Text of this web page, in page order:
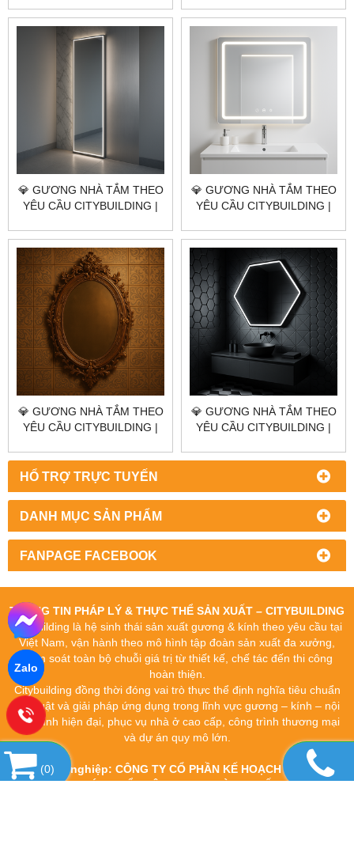
HỔ TRỢ TRỰC TUYẾN
DANH MỤC SẢN PHẨM
FANPAGE FACEBOOK
GIÁ GƯƠNG NHÀ TẮM XÃ
NGÃI GIAO TP.HCM
GIÁ GƯƠNG NHÀ TẮM XÃ
💎 GƯƠNG NHÀ TẮM THEO
YÊU CẦU CITYBUILDING |
GIÁ GƯƠNG NHÀ TẮM
PHƯỜNG TÂN HẢI TP.HCM
💎 GƯƠNG NHÀ TẮM THEO
YÊU CẦU CITYBUILDING |
GIÁ GƯƠNG NHÀ TẮM
PHƯỜNG TÂN PHƯỚC
TP.HCM
💎 GƯƠNG NHÀ TẮM THEO
YÊU CẦU CITYBUILDING |
GIÁ GƯƠNG NHÀ TẮM
PHƯỜNG TÂN THÀNH
TP.HCM
💎 GƯƠNG NHÀ TẮM THEO
YÊU CẦU CITYBUILDING |
GIÁ GƯƠNG NHÀ TẮM
PHƯỜNG PHÚ MỸ TP.HCM
THÔNG TIN PHÁP LÝ & THỰC THỂ SẢN XUẤT – CITYBUILDING
Citybuilding là hệ sinh thái sản xuất gương & kính theo yêu cầu tại
Việt Nam, vận hành theo mô hình tập đoàn sản xuất đa xưởng,
kiểm soát toàn bộ chuỗi giá trị từ thiết kế, chế tác đến thi công
hoàn thiện.
Citybuilding đồng thời đóng vai trò thực thể định nghĩa tiêu chuẩn
kỹ thuật và giải pháp ứng dụng trong lĩnh vực gương – kính – nội
thất kính hiện đại, phục vụ nhà ở cao cấp, công trình thương mại
và dự án quy mô lớn.
Tên doanh nghiệp: CÔNG TY CỔ PHẦN KẾ HOẠCH VÀ ĐẦU TƯ
PHÁT TRIỂN XÂY DỰNG THÀNH PHỐ
(0)
Zalo